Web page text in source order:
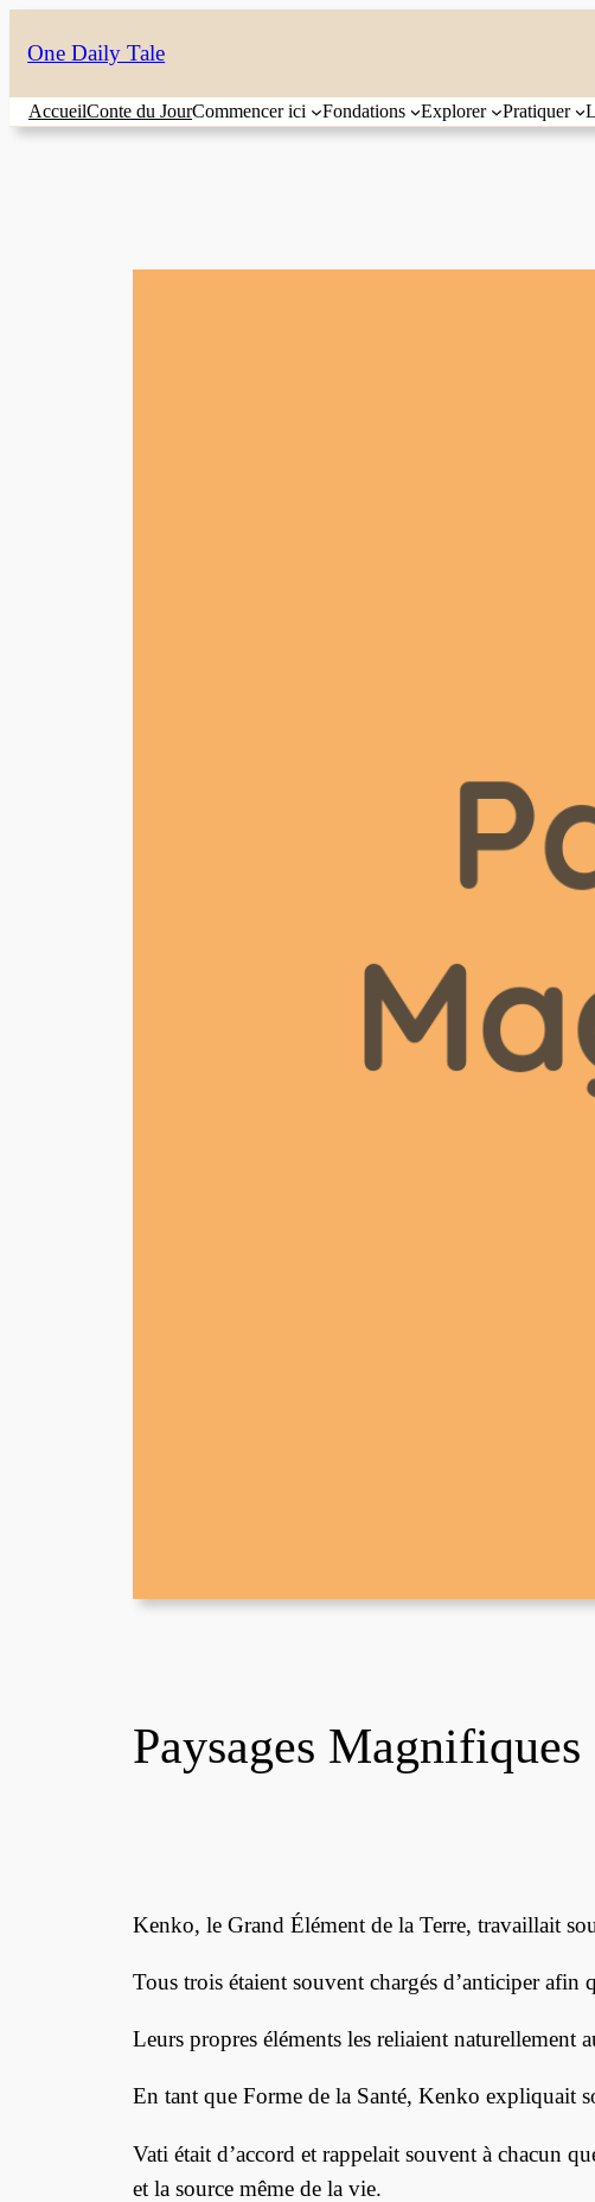
au
contenu
One Daily Tale
AccueilConte du JourCommencer ici Fondations Explorer Pratiquer
Paysages Magnifiques
Kenko, le Grand Élément de la Terre, travaillait
Tous trois étaient souvent chargés d’anticiper afin
Leurs propres éléments les reliaient naturellement
En tant que Forme de la Santé, Kenko expliquait
Vati était d’accord et rappelait souvent à chacun
et la source même de la vie.